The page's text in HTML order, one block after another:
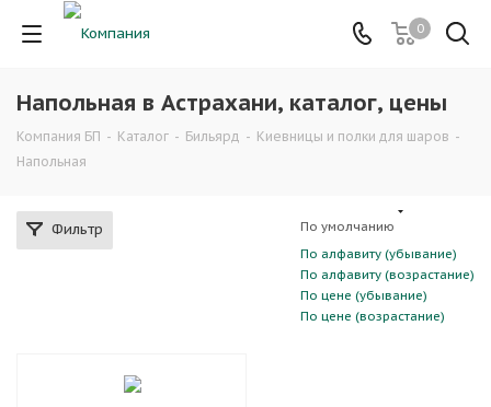
0
Напольная в Астрахани, каталог, цены
Компания БП - Каталог - Бильярд - Киевницы и полки для шаров -
Напольная
Фильтр
По умолчанию
По алфавиту (убывание)
По алфавиту (возрастание)
По цене (убывание)
По цене (возрастание)